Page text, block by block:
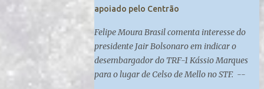
apoiado pelo Centrão
Felipe Moura Brasil comenta interesse do
presidente Jair Bolsonaro em indicar o
desembargador do TRF-1 Kássio Marques
para o lugar de Celso de Mello no STF. --